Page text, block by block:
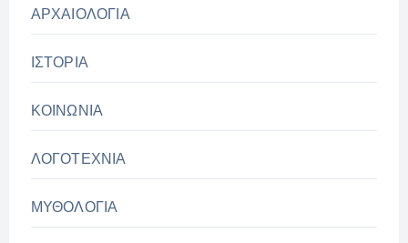
ΑΡΧΑΙΟΛΟΓΙΑ
ΙΣΤΟΡΙΑ
ΚΟΙΝΩΝΙΑ
ΛΟΓΟΤΕΧΝΙΑ
ΜΥΘΟΛΟΓΙΑ